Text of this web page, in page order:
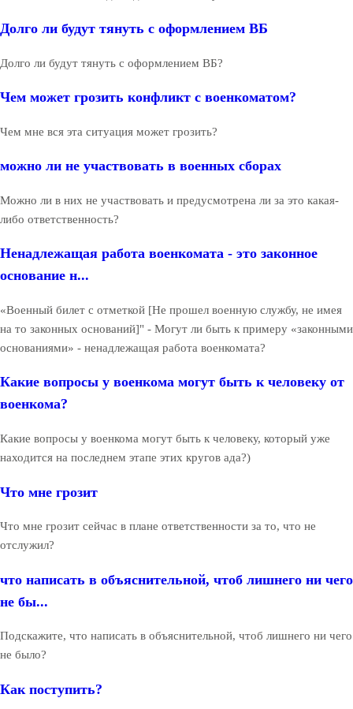
Долго ли будут тянуть с оформлением ВБ
Долго ли будут тянуть с оформлением ВБ?
Чем может грозить конфликт с военкоматом?
Чем мне вся эта ситуация может грозить?
можно ли не участвовать в военных сборах
Можно ли в них не участвовать и предусмотрена ли за это какая-
либо ответственность?
Ненадлежащая работа военкомата - это законное
основание н...
«Военный билет с отметкой [Не прошел военную службу, не имея
на то законных оснований]" - Могут ли быть к примеру «законными
основаниями» - ненадлежащая работа военкомата?
Какие вопросы у военкома могут быть к человеку от
военкома?
Какие вопросы у военкома могут быть к человеку, который уже
находится на последнем этапе этих кругов ада?)
Что мне грозит
Что мне грозит сейчас в плане ответственности за то, что не
отслужил?
что написать в объяснительной, чтоб лишнего ни чего
не бы...
Подскажите, что написать в объяснительной, чтоб лишнего ни чего
не было?
Как поступить?